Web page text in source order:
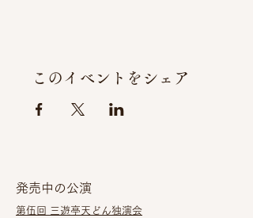
このイベントをシェア
発売中の公演
第伍回 三遊亭天どん独演会​